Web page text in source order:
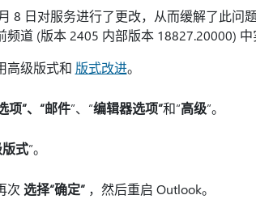
8 日对服务进行了更改，从而缓解了此问
道 (版本 2405 内部版本 18827.20000) 中
高级版式和 版式改进。
项”、“邮件”、“编辑器选项”和“高级”。
式”。
次 选择“确定”，然后重启 Outlook。